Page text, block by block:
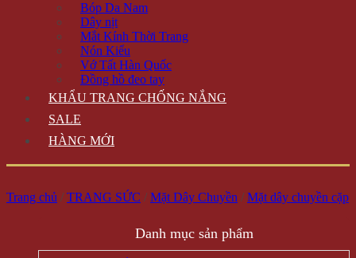
Bóp Da Nam
Dây nịt
Mắt Kính Thời Trang
Nón Kiểu
Vớ Tất Hàn Quốc
Đồng hồ đeo tay
KHẨU TRANG CHỐNG NẮNG
SALE
HÀNG MỚI
Trang chủ / TRANG SỨC / Mặt Dây Chuyền / Mặt dây chuyền cặp
Danh mục sản phẩm